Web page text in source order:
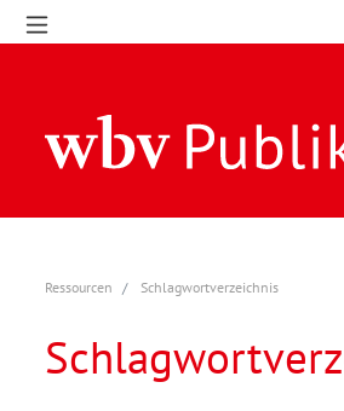
Ressourcen Schlagwortverzeichnis